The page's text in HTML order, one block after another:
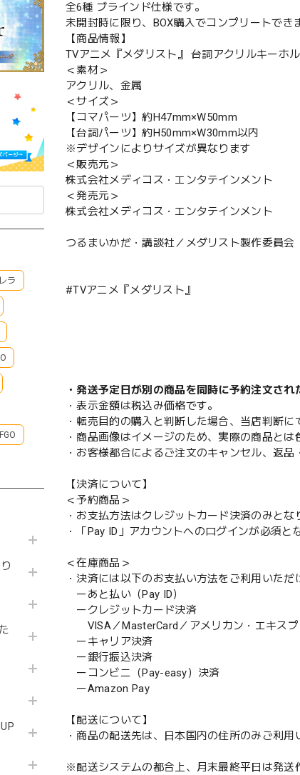
ラ
FGO
全6種 ブラインド仕様です。
未開封時に限り、BOX購入でコンプリートでき
【商品情報】
TVアニメ『メダリスト』 台詞アクリルキーホ
＜素材＞
アクリル、金属
＜サイズ＞
【コマパーツ】約H47mm×W50mm
【台詞パーツ】約H50mm×W30mm以内
※デザインによりサイズが異なります
＜販売元＞
株式会社メディコス・エンタテインメント
＜発売元＞
株式会社メディコス・エンタテインメント
つるまいかだ・講談社／メダリスト製作委員会
#TVアニメ『メダリスト』
・発送予定日が別の商品を同時に予約注文さ
・表示金額は税込み価格です。
・転売目的の購入と判断した場合、当店判断に
・商品画像はイメージのため、実際の商品と
・お客様都合によるご注文のキャンセル、返品
【決済について】
＜予約商品＞
・お支払方法はクレジットカード決済のみとな
・「Pay ID」アカウントへのログインが必須と
＜在庫商品＞
・決済には以下のお支払い方法をご利用いただ
ーあと払い（Pay ID）
ークレジットカード決済
VISA／MasterCard／アメリカン・エキスプ
ーキャリア決済
ー銀行振込決済
ーコンビニ（Pay-easy）決済
ーAmazon Pay
【配送について】
・商品の配送先は、日本国内の住所のみご利用
※配送システムの都合上、月末最終平日は発送